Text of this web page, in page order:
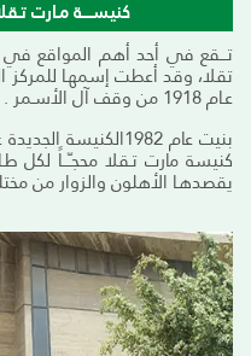
كنيســــة مـارت
تـــقع في أحد أهم المواقع في
تقلا، وقد أعطت إسمهـا للمركز
عـام 1918 من وقف آل الأسـمر .
بنيت عام
كنيسة مارت تـقلا محجـّـــاً لكل
يقصدهـا الأهلون والزوار من